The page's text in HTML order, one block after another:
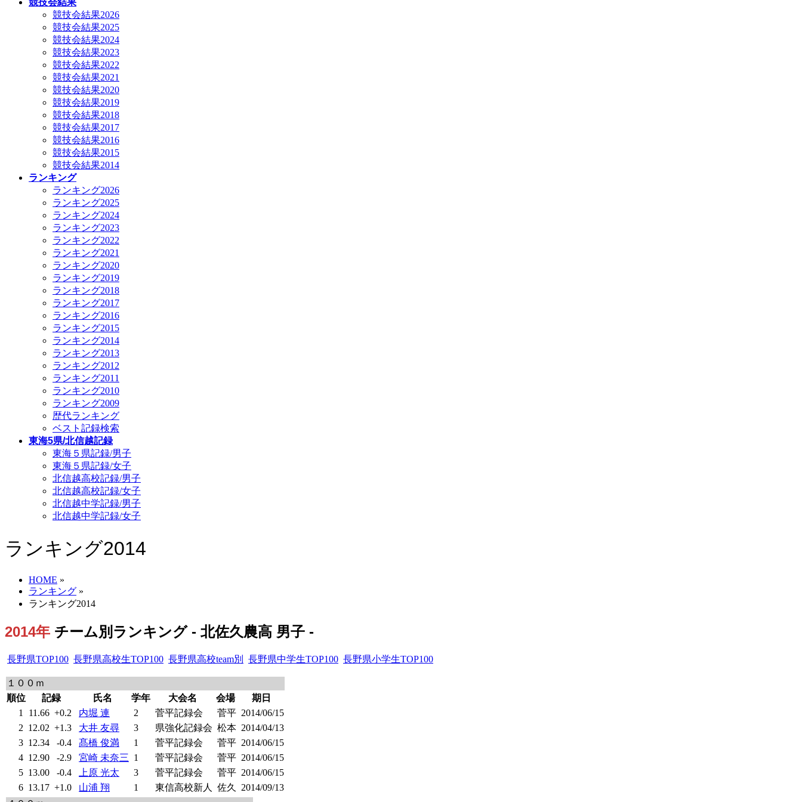
競技会結果
競技会結果2026
競技会結果2025
競技会結果2024
競技会結果2023
競技会結果2022
競技会結果2021
競技会結果2020
競技会結果2019
競技会結果2018
競技会結果2017
競技会結果2016
競技会結果2015
競技会結果2014
ランキング
ランキング2026
ランキング2025
ランキング2024
ランキング2023
ランキング2022
ランキング2021
ランキング2020
ランキング2019
ランキング2018
ランキング2017
ランキング2016
ランキング2015
ランキング2014
ランキング2013
ランキング2012
ランキング2011
ランキング2010
ランキング2009
歴代ランキング
ベスト記録検索
東海5県/北信越記録
東海５県記録/男子
東海５県記録/女子
北信越高校記録/男子
北信越高校記録/女子
北信越中学記録/男子
北信越中学記録/女子
ランキング2014
HOME »
ランキング »
ランキング2014
2014年 チーム別ランキング - 北佐久農高 男子 -
長野県TOP100 長野県高校生TOP100 長野県高校team別 長野県中学生TOP100 長野県小学生TOP100
１００ｍ
順位
記録 氏名 学年 大会名 会場
期日
1
11.66 +0.2 内堀 連 2 菅平記録会 菅平 2014/06/15
2 12.02 +1.3 大井 友尋 3 県強化記録会 松本 2014/04/13
3 12.34 -0.4 髙橋 俊満 1 菅平記録会 菅平 2014/06/15
4 12.90 -2.9 宮崎 未奈三 1 菅平記録会 菅平 2014/06/15
5 13.00 -0.4 上原 光太 3 菅平記録会 菅平 2014/06/15
6 13.17 +1.0 山浦 翔 1 東信高校新人 佐久
2014/09/13